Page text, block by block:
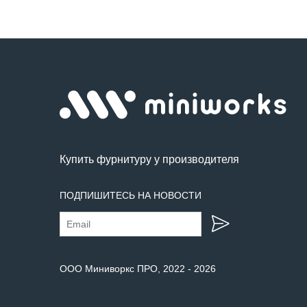
Купить фурнитуру у производителя
ПОДПИШИТЕСЬ НА НОВОСТИ
ООО Миниворкс ПРО , 2022 - 2026